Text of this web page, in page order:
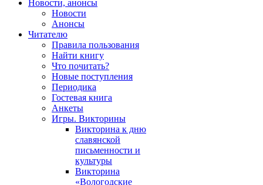
Новости, анонсы
Новости
Анонсы
Читателю
Правила пользования
Найти книгу
Что почитать?
Новые поступления
Периодика
Гостевая книга
Анкеты
Игры. Викторины
Викторина к дню
славянской
письменности и
культуры
Викторина
«Вологодские